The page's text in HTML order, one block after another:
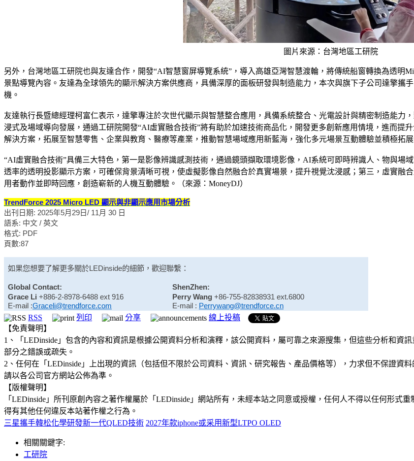
圖片來源：台灣地區工研院
另外，台灣地區工研院也與友達合作，開發“AI智慧窗屏導覽系統”，導入高雄亞灣智慧渡輪，將傳統船窗轉換為透明
景點導覽內容。友達為全球領先的顯示解決方案供應商，具備深厚的面板研發與制造能力，本次與旗下子公司達擎攜
機。
友達執行長暨總經理柯富仁表示，達擎專注於次世代顯示與智慧整合應用，具備系統整合、光電設計與精密制造能力
浸式及場域導向發展，通過工研院開發“AI虛實融合技術”將有助於加速技術商品化，開發更多創新應用情境，進而提
解決方案，拓展至智慧零售、企業與教育、醫療等產業，推動智慧場域應用新藍海，強化多元場景互動體驗並積極拓展
“AI虛實融合技術”具備三大特色，第一是影像辨識感測技術，通過鏡頭擷取環境影像，AI系統可即時辨識人、物與場
透率的透明投影顯示方案，可確保背景清晰可視，使虛擬影像自然融合於真實場景，提升視覺沈浸感；第三，虛實融
用者動作並即時回應，創造嶄新的人機互動體驗。（來源：MoneyDJ）
TrendForce 2025 Micro LED 顯示與非顯示應用市場分析
出刊日期: 2025年5月29日/ 11月 30 日
語系: 中文 / 英文
格式: PDF
頁數:87
如果您想要了解更多關於LEDinside的細節，歡迎聯繫：
Global Contact:
ShenZhen:
Grace Li +886-2-8978-6488 ext 916
E-mail :Graceli@trendforce.com
Perry Wang +86-755-82838931 ext.6800
E-mail : Perrywang@trendforce.cn
RSS
列印 分享
線上投稿
【免責聲明】
1、「LEDinside」包含的內容和資訊是根據公開資料分析和演釋，該公開資料，屬可靠之來源搜集，但這些分析和資
部分之錯誤或疏失。
2、任何在「LEDinside」上出現的資訊（包括但不限於公司資料、資訊、研究報告、產品價格等），力求但不保證資
請以各公司官方網站公佈為準。
【版權聲明】
「LEDinside」所刊原創內容之著作權屬於「LEDinside」網站所有，未經本站之同意或授權，任何人不得以任何形式
得有其他任何違反本站著作權之行為。
三星攜手韓松化學研發新一代QLED技術 2027年款iphone或采用新型LTPO OLED
相關關鍵字:
工研院